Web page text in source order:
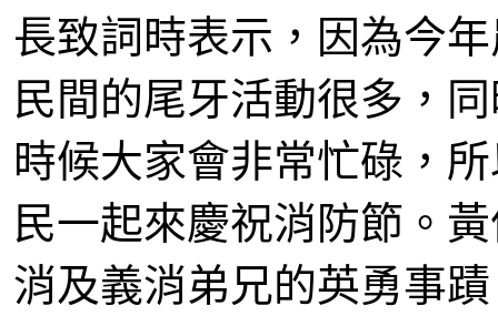
長致詞時表示，因為今
民間的尾牙活動很多，
時候大家會非常忙碌，
民一起來慶祝消防節。
消及義消弟兄的英勇事